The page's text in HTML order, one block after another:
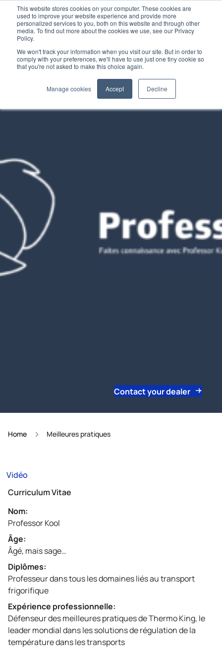
This website stores cookies on your computer. These cookies are
used to improve your website experience and provide more
personalized services to you, both on this website and through other
media. To find out more about the cookies we use, see our Privacy
Policy.
We won't track your information when you visit our site. But in order to
comply with your preferences, we'll have to use just one tiny cookie so
that you're not asked to make this choice again.
Manage cookies Accept Decline
Contact your dealer
Home Meilleures pratiques
Vidéo
Curriculum Vitae
Nom:
Professor Kool
Âge:
Âgé, mais sage…
Diplômes:
Professeur dans tous les domaines liés au transport
frigorifique
Expérience professionnelle:
Défenseur des meilleures pratiques deThermo King, le
leader mondial dans les solutions de régulation de la
température dans les transports